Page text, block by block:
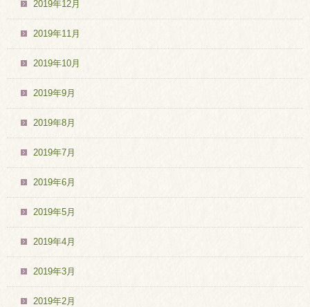
2019年12月
2019年11月
2019年10月
2019年9月
2019年8月
2019年7月
2019年6月
2019年5月
2019年4月
2019年3月
2019年2月